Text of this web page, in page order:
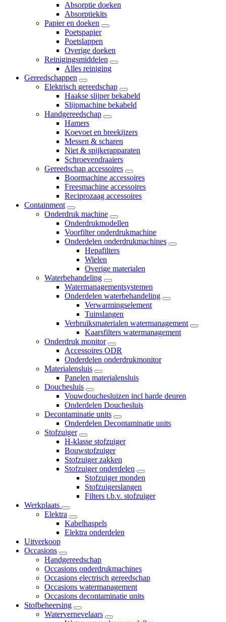
Absorptie doeken
Absorptiekits
Papier en doeken
Poetspapier
Poetslappen
Overige doeken
Reinigingsmiddelen
Alles reiniging
Gereedschappen
Elektrisch gereedschap
Haakse slijper bekabeld
Slijpmachine bekabeld
Handgereedschap
Hamers
Koevoet en breekijzers
Messen & scharen
Niet & spijkerapparaten
Schroevendraaiers
Gereedschap accessoires
Boormachine accessoires
Freesmachine accessoires
Reciprozaag accessoires
Containment
Onderdruk machine
Onderdrukmodellen
Voorfilter onderdrukmachine
Onderdelen onderdrukmachines
Hepafilters
Wielen
Overige materialen
Waterbehandeling
Watermanagementsystemen
Onderdelen waterbehandeling
Verwarmingselement
Tuinslangen
Verbruiksmaterialen watermanagement
Kaarsfilters watermanagement
Onderdruk monitor
Accessoires ODR
Onderdelen onderdrukmonitor
Materialensluis
Panelen materialensluis
Douchesluis
Vouwdouchesluizen incl harde deuren
Onderdelen Douchesluis
Decontaminatie units
Onderdelen Decontaminatie units
Stofzuiger
H-klasse stofzuiger
Bouwstofzuiger
Stofzuiger zakken
Stofzuiger onderdelen
Stofzuiger monden
Stofzuigerslangen
Filters t.b.v. stofzuiger
Werkplaats
Elektra
Kabelhaspels
Elektra onderdelen
Uitverkoop
Occasions
Handgereedschap
Occasions onderdrukmachines
Occasions electrisch gereedschap
Occasions watermanagement
Occasions decontaminatie units
Stofbeheersing
Watervernevelaars